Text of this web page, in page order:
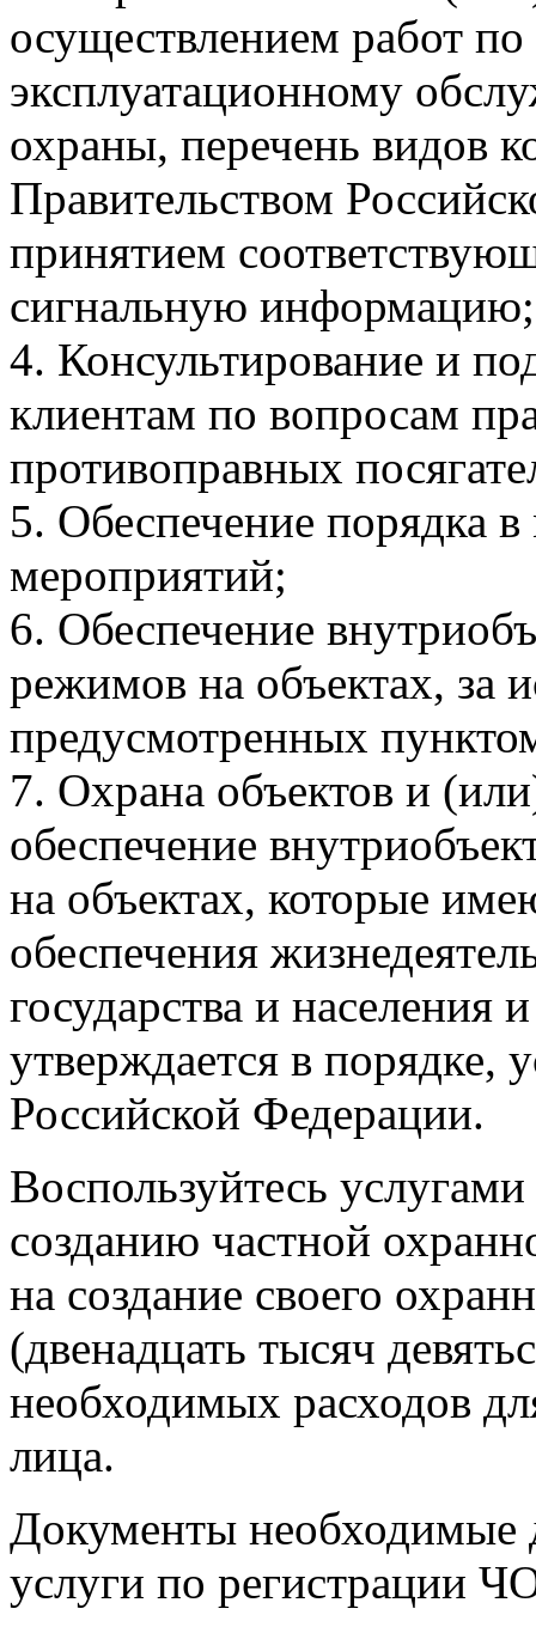
осуществлением работ
эксплуатационному
охраны, перечень видов
Правительством
принятием
сигнальную информацию;
4. Консультирование и
клиентам по вопросам
противоправных
5. Обеспечение порядка
мероприятий;
6. Обеспечение
режимов на объектах, за
предусмотренных
7. Охрана объектов и
обеспечение
на объектах, которые
обеспечения
государства и населения
утверждается в порядке,
Российской Федерации.
Воспользуйтесь
созданию частной
на создание своего
(двенадцать тысяч
необходимых расходов
лица.
Документы необходимые
услуги по регистрации